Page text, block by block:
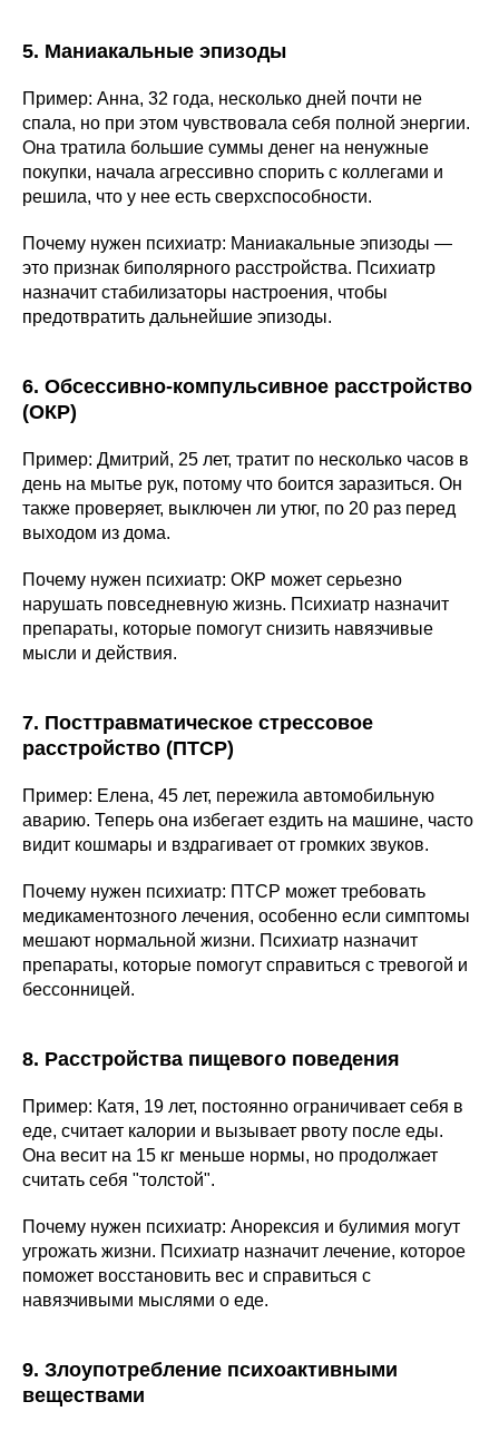
5. Маниакальные эпизоды
Пример: Анна, 32 года, несколько дней почти не
спала, но при этом чувствовала себя полной энергии.
Она тратила большие суммы денег на ненужные
покупки, начала агрессивно спорить с коллегами и
решила, что у нее есть сверхспособности.
Почему нужен психиатр: Маниакальные эпизоды —
это признак биполярного расстройства. Психиатр
назначит стабилизаторы настроения, чтобы
предотвратить дальнейшие эпизоды.
6. Обсессивно-компульсивное расстройство
(ОКР)
Пример: Дмитрий, 25 лет, тратит по несколько часов в
день на мытье рук, потому что боится заразиться. Он
также проверяет, выключен ли утюг, по 20 раз перед
выходом из дома.
Почему нужен психиатр: ОКР может серьезно
нарушать повседневную жизнь. Психиатр назначит
препараты, которые помогут снизить навязчивые
мысли и действия.
7. Посттравматическое стрессовое
расстройство (ПТСР)
Пример: Елена, 45 лет, пережила автомобильную
аварию. Теперь она избегает ездить на машине, часто
видит кошмары и вздрагивает от громких звуков.
Почему нужен психиатр: ПТСР может требовать
медикаментозного лечения, особенно если симптомы
мешают нормальной жизни. Психиатр назначит
препараты, которые помогут справиться с тревогой и
бессонницей.
8. Расстройства пищевого поведения
Пример: Катя, 19 лет, постоянно ограничивает себя в
еде, считает калории и вызывает рвоту после еды.
Она весит на 15 кг меньше нормы, но продолжает
считать себя "толстой".
Почему нужен психиатр: Анорексия и булимия могут
угрожать жизни. Психиатр назначит лечение, которое
поможет восстановить вес и справиться с
навязчивыми мыслями о еде.
9. Злоупотребление психоактивными
веществами